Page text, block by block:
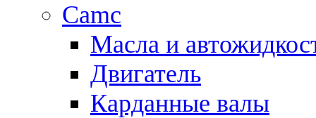
Camc
Масла и
Двигатель
Карданные валы